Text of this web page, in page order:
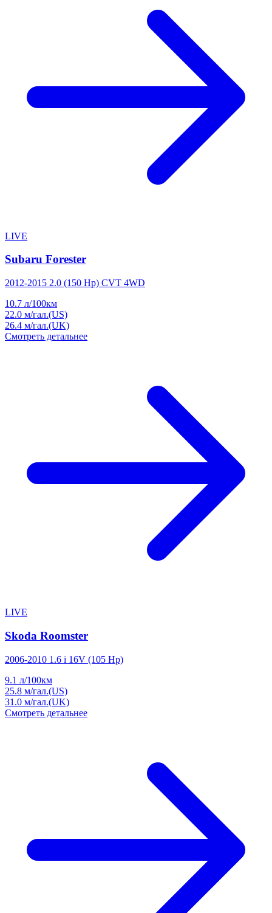
LIVE
Subaru Forester
2012-2015 2.0 (150 Hp) CVT 4WD
10.7 л/100км
22.0 м/гал.(US)
26.4 м/гал.(UK)
Смотреть детальнее
LIVE
Skoda Roomster
2006-2010 1.6 i 16V (105 Hp)
9.1 л/100км
25.8 м/гал.(US)
31.0 м/гал.(UK)
Смотреть детальнее